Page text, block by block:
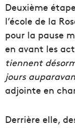
Deuxième
l’école de la
pour la pause
en avant les
tiennent
jours
adjointe en
Derrière elle,